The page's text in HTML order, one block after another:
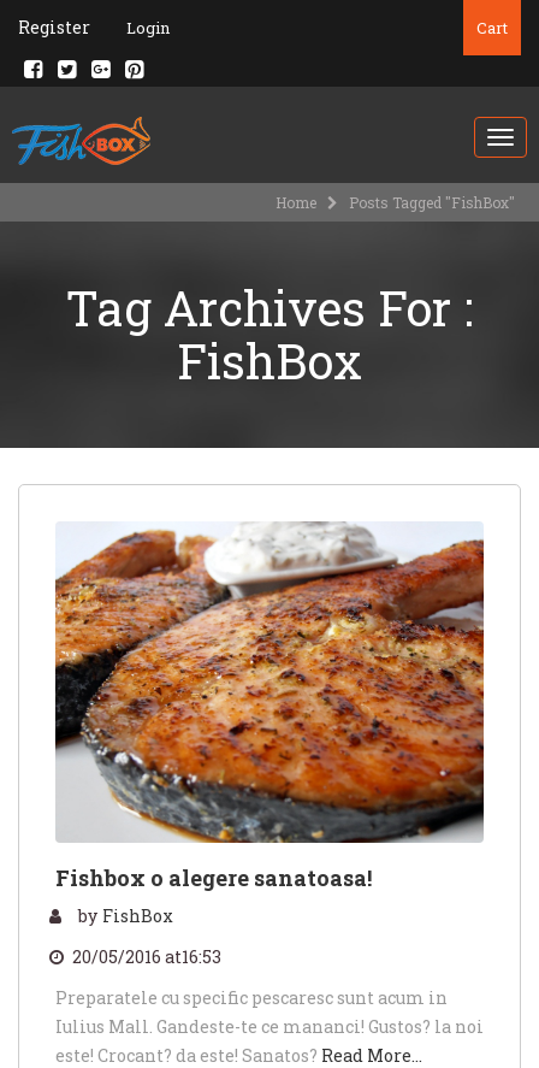
Register Login Cart
Home Posts Tagged "FishBox"
Tag Archives For :
FishBox
Fishbox o alegere sanatoasa!
by FishBox
20/05/2016 at16:53
Preparatele cu specific pescaresc sunt acum in
Iulius Mall. Gandeste-te ce mananci! Gustos? la noi
este! Crocant? da este! Sanatos? Read More…